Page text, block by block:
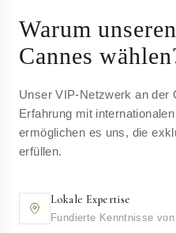
Warum
Cannes
Unser VIP-Netzwerk an der
Erfahrung mit
ermöglichen es uns, die
erfüllen.
Lokale Expertise
Fundierte Kenntnisse von